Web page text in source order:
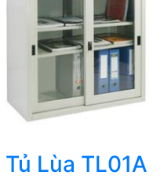
Tủ Lùa TL01A